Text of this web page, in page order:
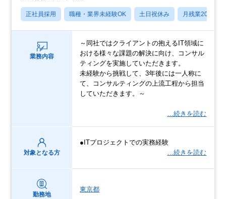
正社員採用 職種・業界未経験OK 土日祝休み 月残業20時間
業務内容
～同社ではクライアントの抱えるIT領域に
おける様々な課題の解決に向け、コンサル
ティングを実施していただきます。
未経験から挑戦して、3年後には一人称に
て、コンサルティングの上流工程から担当
していただきます。～
…続きを読む
対象となる方
●ITプロジェクトでの実務経験
…続きを読む
勤務地
東京都